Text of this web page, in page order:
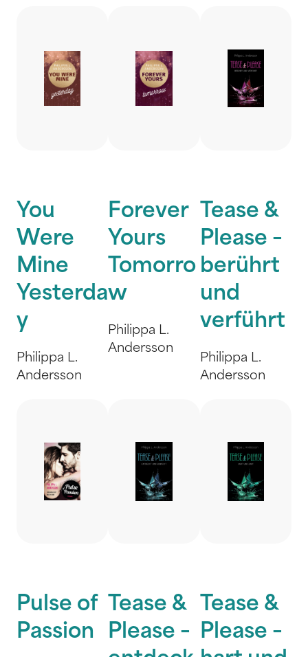
You
Were
Mine
Yesterda
y
Philippa L.
Andersson
Forever
Yours
Tomorro
w
Philippa L.
Andersson
Tease &
Please –
berührt
und
verführt
Philippa L.
Andersson
Pulse of
Passion
Tease &
Please –
Tease &
Please –